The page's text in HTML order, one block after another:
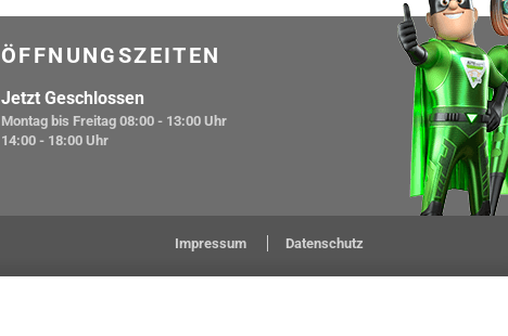
ÖFFNUNGSZEITEN
Jetzt Geschlossen
Montag bis Freitag 08:00 - 13:00 Uhr
14:00 - 18:00 Uhr
Impressum Datenschutz